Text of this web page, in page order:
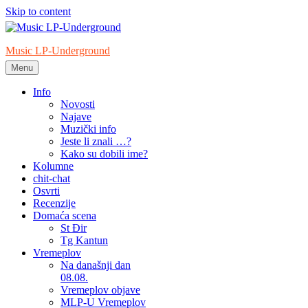
Skip to content
Music LP-Underground
samo muzika i …..
Menu
Info
Novosti
Najave
Muzički info
Jeste li znali …?
Kako su dobili ime?
Kolumne
chit-chat
Osvrti
Recenzije
Domaća scena
St Đir
Tg Kantun
Vremeplov
Na današnji dan
08.08.
Vremeplov objave
MLP-U Vremeplov